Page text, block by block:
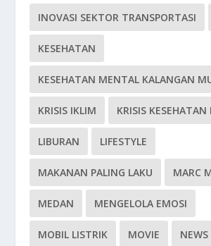
INOVASI SEKTOR TRANSPORTASI
KESEHATAN
KESEHATAN MENTAL KALANGAN
KRISIS IKLIM KRISIS
LIBURAN LIFESTYLE
MAKANAN PALING LAKU MARC
MEDAN MENGELOLA EMOSI
MOBIL LISTRIK MOVIE NEWS